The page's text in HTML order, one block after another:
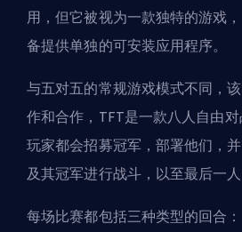
用，但它被视为一款独特的游戏
备提供单独的可安装应用程序。
与五对五的常规游戏模式不同，
作和合作，TFT是一款八人自由
玩家都会招募冠军，部署他们，
及其冠军进行战斗，以至最后一人
每场比赛都包括三种类型的回合：